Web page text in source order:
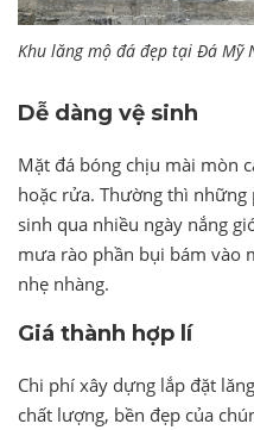
Khu lăng mộ đá đẹp tại Đá Mỹ
Dễ dàng vệ sinh
Mặt đá bóng chịu mài mòn
hoặc rửa. Thường thì
sinh qua nhiều ngày nắng
mưa rào phần bụi bám vào
nhẹ nhàng.
Giá thành hợp lí
Chi phí xây dựng lắp đặt
chất lượng, bền đẹp của